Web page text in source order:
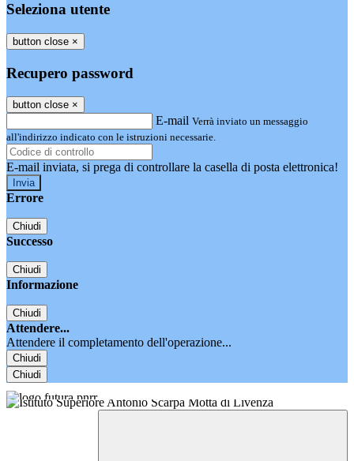
Seleziona utente
button close ×
Recupero password
button close ×
E-mail Verrà inviato un messaggio
all'indirizzo indicato con le istruzioni necessarie.
E-mail inviata, si prega di controllare la casella di posta elettronica!
Errore
Chiudi
Successo
Chiudi
Informazione
Chiudi
Attendere...
Attendere il completamento dell'operazione...
Chiudi
Chiudi